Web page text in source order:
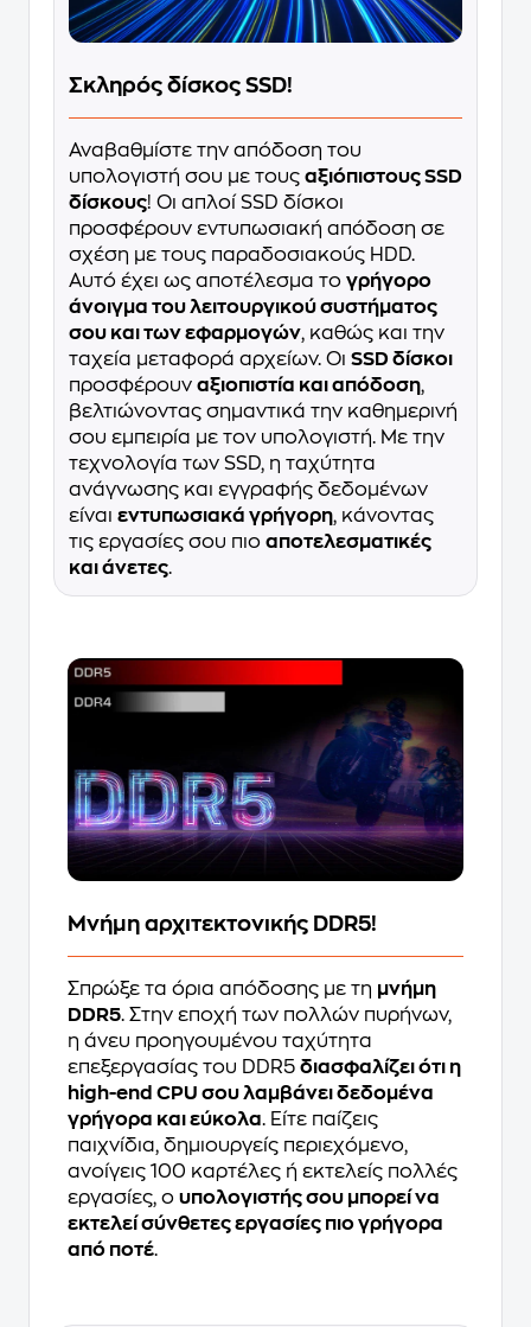
Σκληρός δίσκος SSD!
Αναβαθμίστε την απόδοση του
υπολογιστή σου με τους αξιόπιστους SSD
δίσκους! Οι απλοί SSD δίσκοι
προσφέρουν εντυπωσιακή απόδοση σε
σχέση με τους παραδοσιακούς HDD.
Αυτό έχει ως αποτέλεσμα το γρήγορο
άνοιγμα του λειτουργικού συστήματος
σου και των εφαρμογών, καθώς και την
ταχεία μεταφορά αρχείων. Οι SSD δίσκοι
προσφέρουν αξιοπιστία και απόδοση,
βελτιώνοντας σημαντικά την καθημερινή
σου εμπειρία με τον υπολογιστή. Με την
τεχνολογία των SSD, η ταχύτητα
ανάγνωσης και εγγραφής δεδομένων
είναι εντυπωσιακά γρήγορη, κάνοντας
τις εργασίες σου πιο αποτελεσματικές
και άνετες.
Μνήμη αρχιτεκτονικής DDR5!
Σπρώξε τα όρια απόδοσης με τη μνήμη
DDR5. Στην εποχή των πολλών πυρήνων,
η άνευ προηγουμένου ταχύτητα
επεξεργασίας του DDR5 διασφαλίζει ότι η
high-end CPU σου λαμβάνει δεδομένα
γρήγορα και εύκολα. Είτε παίζεις
παιχνίδια, δημιουργείς περιεχόμενο,
ανοίγεις 100 καρτέλες ή εκτελείς πολλές
εργασίες, ο υπολογιστής σου μπορεί να
εκτελεί σύνθετες εργασίες πιο γρήγορα
από ποτέ.